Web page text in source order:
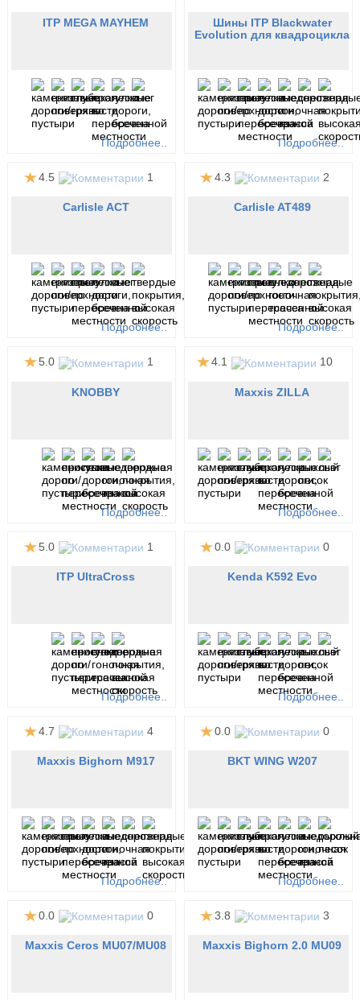
ITP MEGA MAYHEM
Подробнее..
Шины ITP Blackwater
Evolution для квадроцикла
Подробнее..
4.5 1
Carlisle ACT
Подробнее..
4.3 2
Carlisle AT489
Подробнее..
5.0 1
KNOBBY
Подробнее..
4.1 10
Maxxis ZILLA
Подробнее..
5.0 1
ITP UltraCross
Подробнее..
0.0 0
Kenda K592 Evo
Подробнее..
4.7 4
Maxxis Bighorn М917
Подробнее..
0.0 0
BKT WING W207
Подробнее..
0.0 0
Maxxis Ceros MU07/MU08
3.8 3
Maxxis Bighorn 2.0 MU09